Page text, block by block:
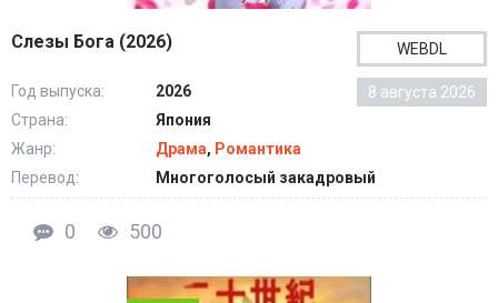
Слезы Бога (2026) WEBDL
8 августа 2026
Год выпуска:
2026
Страна:
Япония
Жанр:
Драма, Романтика
Перевод:
Многоголосый закадровый
0 500